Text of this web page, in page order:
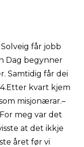
får jobb
Dag begynner
Samtidig får dei
kvart kjem
misjonærar.–
meg var det
at det ikkje
året før vi